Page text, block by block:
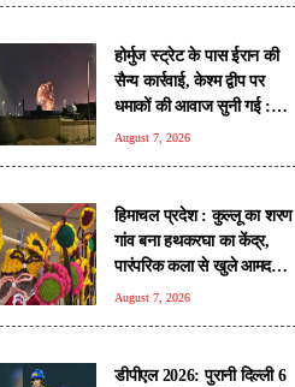
होर्मुज स्ट्रेट के पास ईरान की
सैन्य कार्रवाई, केश्म द्वीप पर
धमाकों की आवाज सुनी गई :
रिपोर्ट
August 7, 2026
हिमाचल प्रदेश : कुल्लू का शरण
गांव बना हथकरघा का केंद्र,
पारंपरिक कला से खुले आमदनी
के रास्ते
August 7, 2026
डीपीएल 2026: पुरानी दिल्ली 6